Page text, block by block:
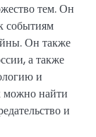
тем. Он
событиям
Он также
а также
и
можно найти
и